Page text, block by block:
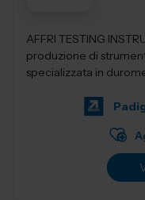
AFFRI TESTING
produzione di
specializzata in